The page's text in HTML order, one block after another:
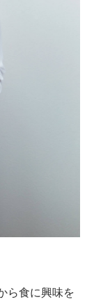
ら食に興味を